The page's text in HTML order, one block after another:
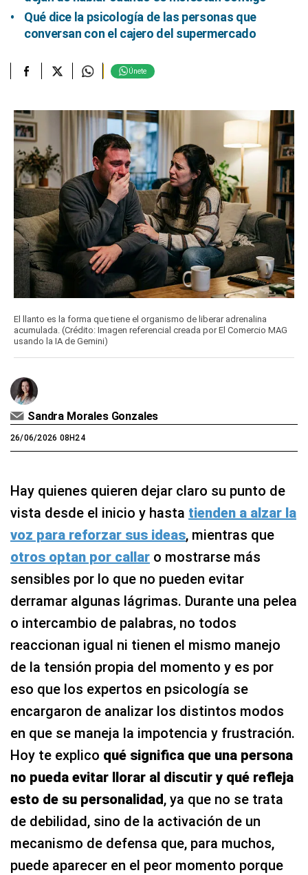
Qué dice la psicología de las personas que
conversan con el cajero del supermercado
Únete
El llanto es la forma que tiene el organismo de liberar adrenalina
acumulada. (Crédito: Imagen referencial creada por El Comercio MAG
usando la IA de Gemini)
Sandra Morales Gonzales
26/06/2026 08H24
Hay quienes quieren dejar claro su punto de
vista desde el inicio y hasta tienden a alzar la
voz para reforzar sus ideas, mientras que
otros optan por callar o mostrarse más
sensibles por lo que no pueden evitar
derramar algunas lágrimas. Durante una pelea
o intercambio de palabras, no todos
reaccionan igual ni tienen el mismo manejo
de la tensión propia del momento y es por
eso que los expertos en psicología se
encargaron de analizar los distintos modos
en que se maneja la impotencia y frustración.
Hoy te explico qué significa que una persona
no pueda evitar llorar al discutir y qué refleja
esto de su personalidad, ya que no se trata
de debilidad, sino de la activación de un
mecanismo de defensa que, para muchos,
puede aparecer en el peor momento porque